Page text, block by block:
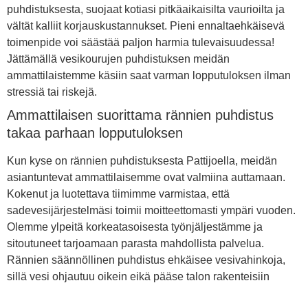
puhdistuksesta, suojaat kotiasi pitkäaikaisilta vaurioilta ja
vältät kalliit korjauskustannukset. Pieni ennaltaehkäisevä
toimenpide voi säästää paljon harmia tulevaisuudessa!
Jättämällä vesikourujen puhdistuksen meidän
ammattilaistemme käsiin saat varman lopputuloksen ilman
stressiä tai riskejä.
Ammattilaisen suorittama rännien puhdistus
takaa parhaan lopputuloksen
Kun kyse on rännien puhdistuksesta Pattijoella, meidän
asiantuntevat ammattilaisemme ovat valmiina auttamaan.
Kokenut ja luotettava tiimimme varmistaa, että
sadevesijärjestelmäsi toimii moitteettomasti ympäri vuoden.
Olemme ylpeitä korkeatasoisesta työnjäljestämme ja
sitoutuneet tarjoamaan parasta mahdollista palvelua.
Rännien säännöllinen puhdistus ehkäisee vesivahinkoja,
sillä vesi ohjautuu oikein eikä pääse talon rakenteisiin